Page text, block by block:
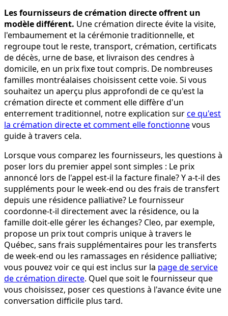
Les fournisseurs de crémation directe offrent un
modèle différent. Une crémation directe évite la visite,
l'embaumement et la cérémonie traditionnelle, et
regroupe tout le reste, transport, crémation, certificats
de décès, urne de base, et livraison des cendres à
domicile, en un prix fixe tout compris. De nombreuses
familles montréalaises choisissent cette voie. Si vous
souhaitez un aperçu plus approfondi de ce qu'est la
crémation directe et comment elle diffère d'un
enterrement traditionnel, notre explication surce qu'est
la crémation directe et comment elle fonctionnevous
guide à travers cela.
Lorsque vous comparez les fournisseurs, les questions à
poser lors du premier appel sont simples : Le prix
annoncé lors de l'appel est-il la facture finale? Y a-t-il des
suppléments pour le week-end ou des frais de transfert
depuis une résidence palliative? Le fournisseur
coordonne-t-il directement avec la résidence, ou la
famille doit-elle gérer les échanges? Cleo, par exemple,
propose un prix tout compris unique à travers le
Québec, sans frais supplémentaires pour les transferts
de week-end ou les ramassages en résidence palliative;
vous pouvez voir ce qui est inclus sur la page de service
de crémation directe. Quel que soit le fournisseur que
vous choisissez, poser ces questions à l'avance évite une
conversation difficile plus tard.